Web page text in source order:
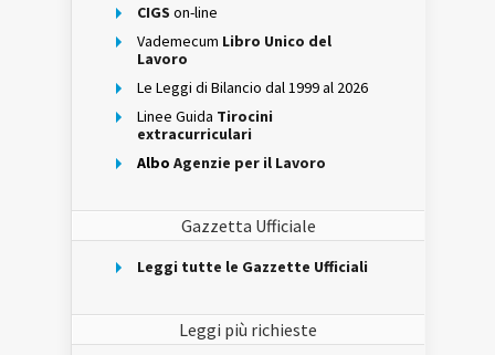
CIGS on-line
Vademecum Libro Unico del
Lavoro
Le Leggi di Bilancio dal 1999 al 2026
Linee Guida Tirocini
extracurriculari
Albo Agenzie per il Lavoro
Gazzetta Ufficiale
Leggi tutte le Gazzette Ufficiali
Leggi più richieste